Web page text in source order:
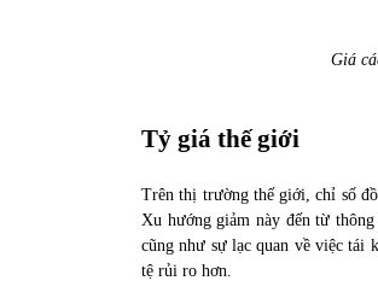
Giá
Tỷ giá thế giới
Trên thị trường thế giới, chỉ số
Xu hướng giảm này đến từ
cũng như sự lạc quan về việc tái
tệ rủi ro hơn.